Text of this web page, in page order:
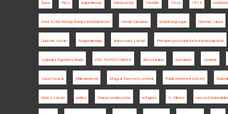
Duna Pécs legionáriusok térképzetek Felvidék Tisza 1914
NKE EJKK Közép-Európa Kutatóintézet román támadás kisebbségi jogok Gömöry János
Gaucsík István Nagyhalmágy Bukovszky László Prémium posztdoktori kutatási pályázat
Ludovika Egyetemi Kiadó ERC NEPOSTRANS Besszarábia Komárom szerbek
Jászi Oszkár Millerand-levél Magyar Nemzeti Levéltár Politikatörténeti Intézet
Göncz László kritika Trianon emlékezete refugees II. Vilmos nemzeti